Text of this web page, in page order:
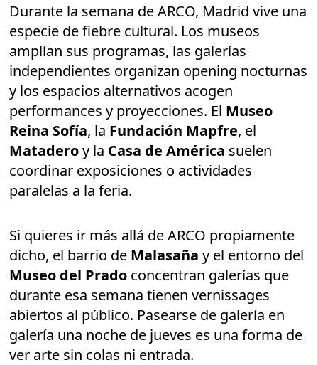
Durante la semana de ARCO, Madrid vive una
especie de fiebre cultural. Los museos
amplían sus programas, las galerías
independientes organizan opening nocturnas
y los espacios alternativos acogen
performances y proyecciones. El Museo
Reina Sofía, la Fundación Mapfre, el
Mataderoy la Casa de América suelen
coordinar exposiciones o actividades
paralelas a la feria.
Si quieres ir más allá de ARCO propiamente
dicho, el barrio de Malasaña y el entorno del
Museo del Prado concentran galerías que
durante esa semana tienen vernissages
abiertos al público. Pasearse de galería en
galería una noche de jueves es una forma de
ver arte sin colas ni entrada.